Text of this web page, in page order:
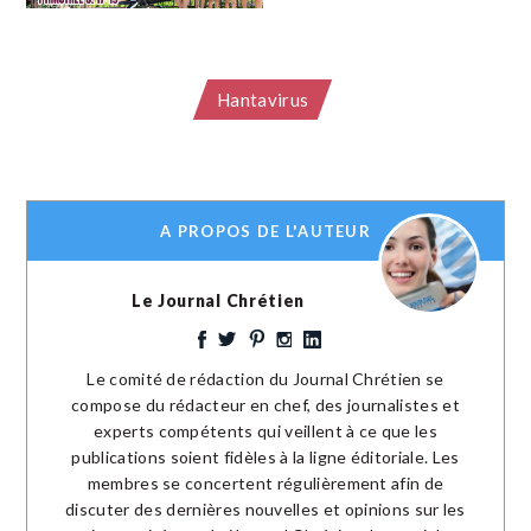
Hantavirus
A PROPOS DE L'AUTEUR
Le Journal Chrétien
Le comité de rédaction du Journal Chrétien se
compose du rédacteur en chef, des journalistes et
experts compétents qui veillent à ce que les
publications soient fidèles à la ligne éditoriale. Les
membres se concertent régulièrement afin de
discuter des dernières nouvelles et opinions sur les